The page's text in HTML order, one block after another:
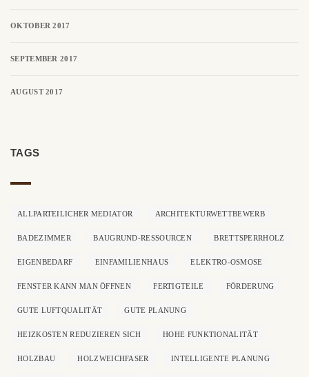
OKTOBER 2017
SEPTEMBER 2017
AUGUST 2017
TAGS
ALLPARTEILICHER MEDIATOR ARCHITEKTURWETTBEWERB
BADEZIMMER BAUGRUND-RESSOURCEN BRETTSPERRHOLZ
EIGENBEDARF EINFAMILIENHAUS ELEKTRO-OSMOSE
FENSTER KANN MAN ÖFFNEN FERTIGTEILE FÖRDERUNG
GUTE LUFTQUALITÄT GUTE PLANUNG
HEIZKOSTEN REDUZIEREN SICH HOHE FUNKTIONALITÄT
HOLZBAU HOLZWEICHFASER INTELLIGENTE PLANUNG